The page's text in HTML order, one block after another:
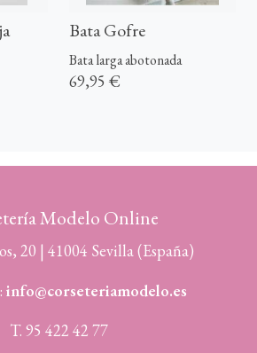
Bata Gofre
Bata larga abotonada
69,95 €
Modelo Online
20 | 41004 Sevilla (España)
info@corseteriamodelo.es
T. 95 422 42 77